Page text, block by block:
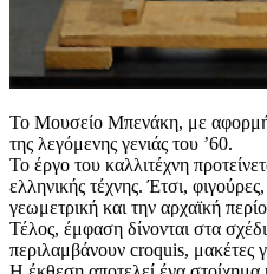
Το Μουσείο Μπενάκη, με αφορμή
της λεγόμενης γενιάς του ’60.
Το έργο του καλλιτέχνη
ελληνικής τέχνης. Έτσι,
γεωμετρική και την αρχαϊκή
Τέλος, έμφαση δίνονται στα
περιλαμβάνουν croquis, μακέτες